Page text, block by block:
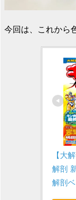
今回は、これから
【大
解剖
解剖